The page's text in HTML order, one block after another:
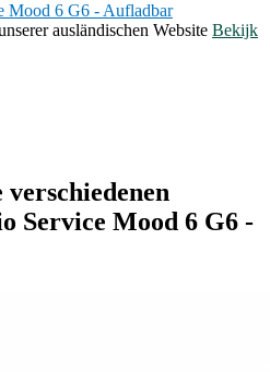
Mood 6 G6 - Aufladbar
ausländischen Website Bekijk
Service Mood 6 G6 -